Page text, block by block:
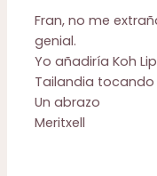
Fran, no me
genial.
Yo añadiría Koh
Tailandia tocando
Un abrazo
Meritxell